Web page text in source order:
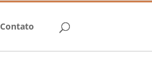
Contato